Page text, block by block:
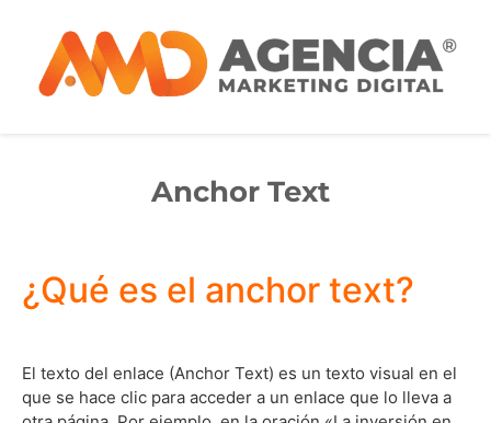
Anchor Text
¿Qué es el anchor text?
El texto del enlace (Anchor Text) es un texto visual en el
que se hace clic para acceder a un enlace que lo lleva a